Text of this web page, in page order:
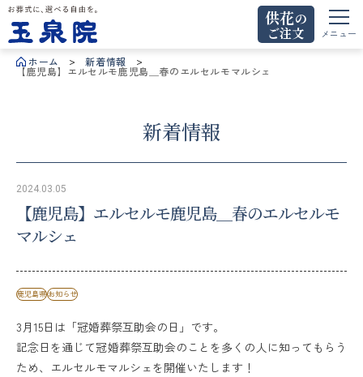
お葬式に、選べる自由を。玉泉院
供花の
ご注文
メニュー
ホーム 新着情報
【鹿児島】エルセルモ鹿児島＿春のエルセルモマルシェ
新着情報
2024.03.05
【鹿児島】エルセルモ鹿児島＿春のエルセルモ
マルシェ
鹿児島県お知らせ
3月15日は「冠婚葬祭互助会の日」です。
記念日を通じて冠婚葬祭互助会のことを多くの人に知ってもらう
ため、エルセルモマルシェを開催いたします！